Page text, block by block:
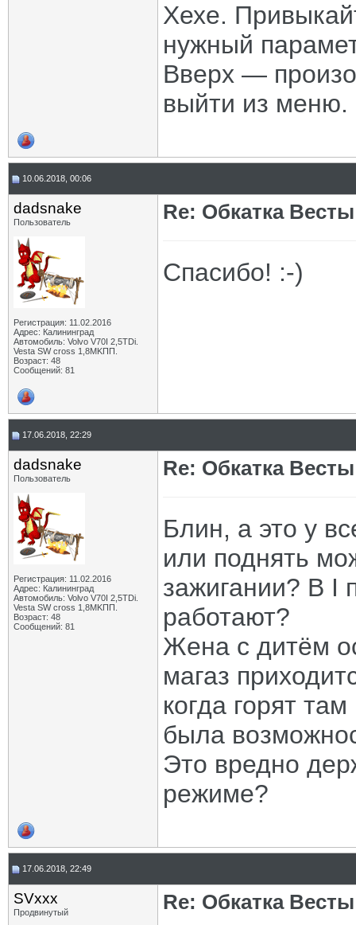
Хехе.
нужный
Вверх —
выйти из меню.
10.06.2018, 00:06
dadsnake
Пользователь
Регистрация: 11.02.2016
Адрес: Калининград
Автомобиль: Volvo V70I 2,5TDi.
Vesta SW cross 1,8MKПП.
Возраст: 48
Сообщений: 81
Re: Обкатка Весты
Спасибо! :-)
17.06.2018, 22:29
dadsnake
Пользователь
Регистрация: 11.02.2016
Адрес: Калининград
Автомобиль: Volvo V70I 2,5TDi.
Vesta SW cross 1,8MKПП.
Возраст: 48
Сообщений: 81
Re: Обкатка Весты
Блин, а это у
или поднять
зажигании? В I
работают?
Жена с дитём
магаз
когда горят
была
Это вредно
режиме?
17.06.2018, 22:49
SVxxx
Продвинутый Re: Обкатка Весты